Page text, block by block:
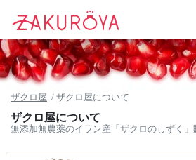
ザクロ屋 ザクロ屋について
ザクロ屋について
無添加無農薬のイラン産「ザクロのしずく